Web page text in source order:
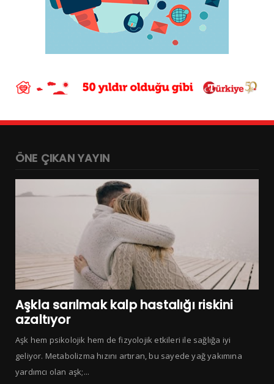
ÖNE ÇIKAN YAYIN
Aşkla sarılmak kalp hastalığı riskini
azaltıyor
Aşk hem psikolojik hem de fizyolojik etkileri ile sağlığa iyi
geliyor. Metabolizma hızını artıran, bu sayede yağ yakımına
yardımcı olan aşk;...